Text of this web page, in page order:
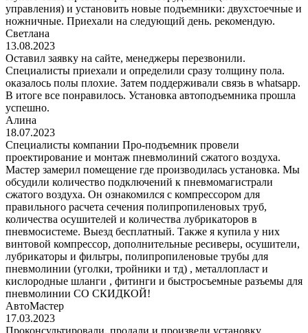
управления) и установить новые подъемники: двухстоечные и
ножничные. Приехали на следующий день. рекомендую.
Светлана
13.08.2023
Оставил заявку на сайте, менеджеры перезвонили.
Специалисты приехали и определили сразу толщину пола.
оказалось полы плохие. Затем поддерживали связь в whatsapp.
В итоге все понравилось. Установка автоподъемника прошла
успешно.
Алина
18.07.2023
Специалисты компании Про-подъемник провели
проектирование и монтаж пневмолиний сжатого воздуха.
Мастер замерил помещение где производилась установка. Мы
обсудили количество подключений к пневмомагистрали
сжатого воздуха. Он ознакомился с компрессором для
правильного расчета сечения полипропиленовых труб,
количества осушителей и количества лубрикаторов в
пневмосистеме. Выезд бесплатный. Также я купила у них
винтовой компрессор, дополнительные ресиверы, осушители,
лубрикаторы и фильтры, полипропиленовые трубы для
пневмолинии (уголки, тройники и тд) , металлопласт и
кислородные шланги , фитинги и быстросъемные разъемы для
пневмолинии СО СКИДКОЙ!
АвтоМастер
17.03.2023
Проконсультировали, продали и произвели установку